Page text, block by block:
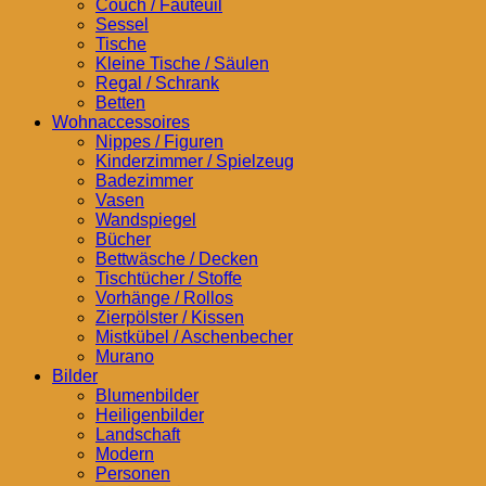
Couch / Fauteuil
Sessel
Tische
Kleine Tische / Säulen
Regal / Schrank
Betten
Wohnaccessoires
Nippes / Figuren
Kinderzimmer / Spielzeug
Badezimmer
Vasen
Wandspiegel
Bücher
Bettwäsche / Decken
Tischtücher / Stoffe
Vorhänge / Rollos
Zierpölster / Kissen
Mistkübel / Aschenbecher
Murano
Bilder
Blumenbilder
Heiligenbilder
Landschaft
Modern
Personen